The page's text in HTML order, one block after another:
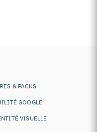
& PACKS
GOOGLE
VISUELLE